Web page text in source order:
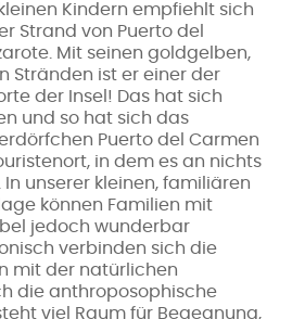
Kindern empfiehlt sich
Strand von Puerto del
Mit seinen goldgelben,
Stränden ist er einer der
der Insel! Das hat sich
und so hat sich das
Puerto del Carmen
in dem es an nichts
unserer kleinen, familiären
können Familien mit
jedoch wunderbar
verbinden sich die
mit der natürlichen
die anthroposophische
viel Raum für Begegnung,